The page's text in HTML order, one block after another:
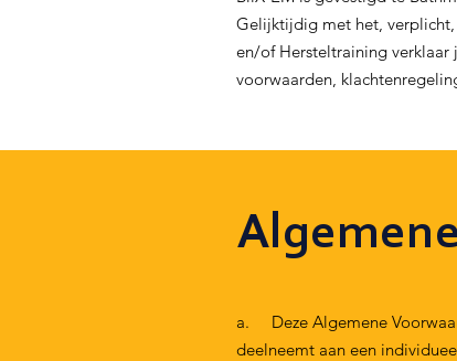
Gelijktijdig met het, verplicht,
en/of Hersteltraining verklaar
voorwaarden,
a. Deze Algemene
deelneemt aan een